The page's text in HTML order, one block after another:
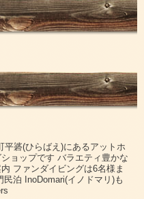
平碆(ひらばえ)にあるアットホ
ョップです バラエティ豊かな
ファンダイビングは6名様ま
民泊 InoDomari(イノドマリ)も